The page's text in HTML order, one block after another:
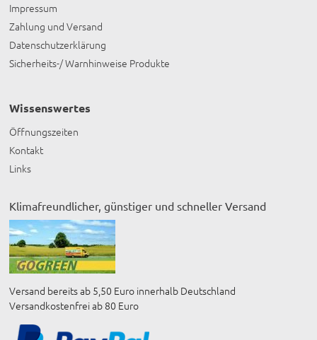
Impressum
Zahlung und Versand
Datenschutzerklärung
Sicherheits-/ Warnhinweise Produkte
Wissenswertes
Öffnungszeiten
Kontakt
Links
Klimafreundlicher, günstiger und schneller Versand
Versand bereits ab 5,50 Euro innerhalb Deutschland
Versandkostenfrei ab 80 Euro